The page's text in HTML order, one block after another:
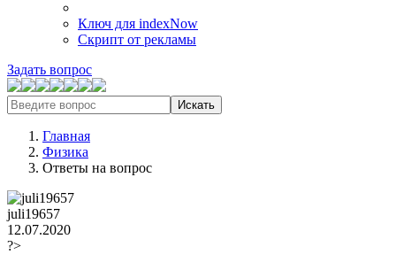
Ключ для indexNow
Скрипт от рекламы
Задать вопрос
Искать
Главная
Физика
Ответы на вопрос
juli19657
12.07.2020
?>